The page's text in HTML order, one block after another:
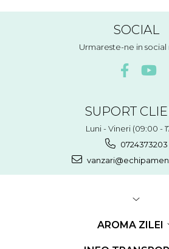
SOCIAL
Urmareste-ne in
SUPORT
Luni - Vineri (09:00 -
0724373203
AROMA ZILEI